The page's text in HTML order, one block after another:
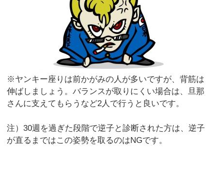
※ヤンキー座りは前かがみの人が多いですが、背筋は
伸ばしましょう。バランスが取りにくい場合は、旦那
さんに支えてもらうなど2人で行うと良いです。
注）30週を過ぎた段階で逆子と診断された方は、逆子
が直るまではこの姿勢を取るのはNGです。